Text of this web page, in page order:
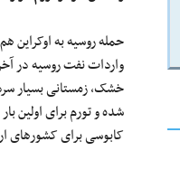
واردات نفت روسیه در
خشک، زمستانی بسیار
شده و تورم برای اولین
کابوسی برای کشورهای